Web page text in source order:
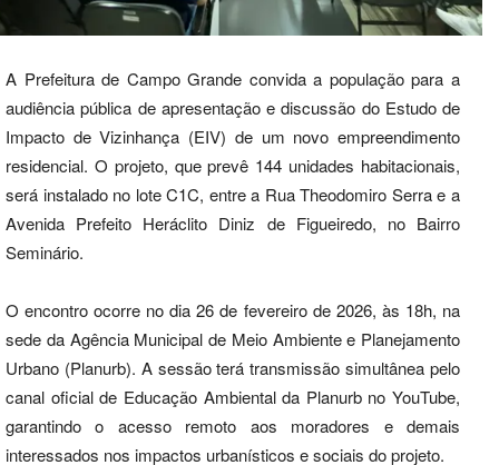
A Prefeitura de Campo Grande convida a população para a
audiência pública de apresentação e discussão do Estudo de
Impacto de Vizinhança (EIV) de um novo empreendimento
residencial. O projeto, que prevê 144 unidades habitacionais,
será instalado no lote C1C, entre a Rua Theodomiro Serra e a
Avenida Prefeito Heráclito Diniz de Figueiredo, no Bairro
Seminário.
O encontro ocorre no dia 26 de fevereiro de 2026, às 18h, na
sede da Agência Municipal de Meio Ambiente e Planejamento
Urbano (Planurb). A sessão terá transmissão simultânea pelo
canal oficial de Educação Ambiental da Planurb no YouTube,
garantindo o acesso remoto aos moradores e demais
interessados nos impactos urbanísticos e sociais do projeto.